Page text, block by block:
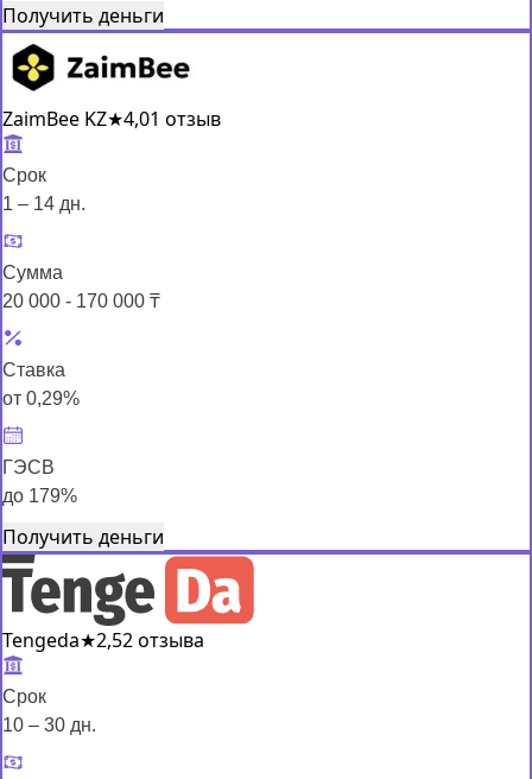
Получить деньги
ZaimBee KZ★4,01 отзыв
Срок
1 – 14 дн.
Сумма
20 000 - 170 000 ₸
Ставка
от 0,29%
ГЭСВ
до 179%
Получить деньги
Tengeda★2,52 отзыва
Срок
10 – 30 дн.